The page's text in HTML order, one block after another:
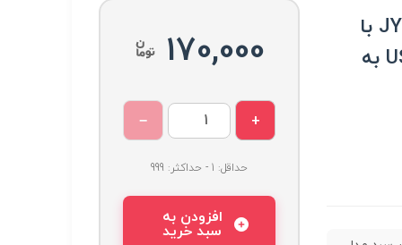
ماژول بخار سرد مدل JY-001 با
ورودی تغذیه USB Type-C به
170,000
+
−
حداقل: 1 - حداکثر: 999
افزودن به
سبد خرید